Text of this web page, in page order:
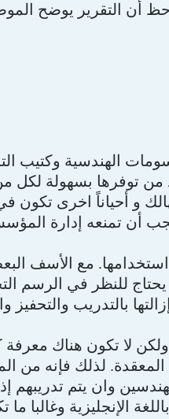
أن التقرير يوضح
الهندسية وكتيب
من توفرها بسهولة لكل
و أحياناً اخرى تكون
أن تمنعه إدارة
استخدامها. مع الأسف
للنظر في الرسم
بالتدريب والتحفيز
لا تكون هناك معرفة
لذلك فإنه من
وان يتم تدريبهم إذا
الإنجليزية وغالبا ما